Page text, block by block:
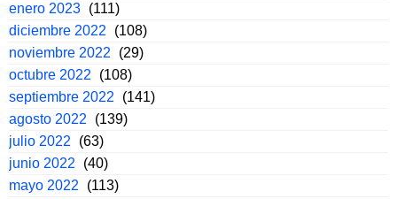
enero 2023 (111)
diciembre 2022
(108)
noviembre 2022
(29)
octubre 2022
(108)
septiembre 2022
(141)
agosto 2022
(139)
julio 2022
(63)
junio 2022
(40)
mayo 2022
(113)